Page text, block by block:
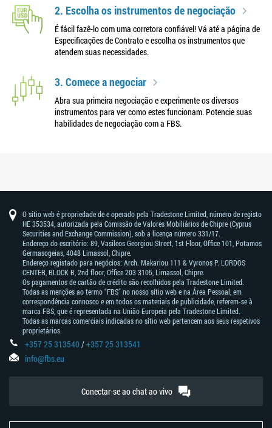
2. Escolha os instrumentos de negociação
É fácil fazê-lo com uma corretora confiável! Vá até a página de
Especificações de Contrato e escolha os instrumentos que
atendem suas necessidades.
3. Comece a negociar
Abra sua primeira negociação e experimente os diversos
instrumentos para ver como estes funcionam. Potencie suas
habilidades de negociação com a FBS.
O sítio web é propriedade de e operado pela Tradestone Limited, número de registo
HE 353534, autorizada pela Comissão de Valores Mobiliários de Chipre (Cyprus
Securities and Exchange Commission), sob a licença número 331/17.
Endereço do escritório: 89, Vasileos Georgiou Street, 1st Floor, Office 101, Potamos
Germasogeias, 4048 Limassol, Chipre.
Endereço registado para negócios: Arch. Makariou 111 & Vyronos Р. LORDOS
CENTER, BLOCK В, 2nd floor, Office 203 3105, Limassol, Chipre.
Os pagamentos de cartão de crédito são recolhidos pela Tradestone Limited.
Todas as menções ao termo “FBS” no nosso sítio web e na Área Pessoal, em
correspondência connosco e em todos os materiais de publicidade, referem-se à
marca FBS, que é representada na União Europeia pela Tradestone Limited.
Todas as marcas comerciais indicadas no sítio web pertencem aos seus respetivos
proprietários.
+357 25 313540/+357 25 313541
info@fbs.eu
Conectar-se ao chat ao vivo